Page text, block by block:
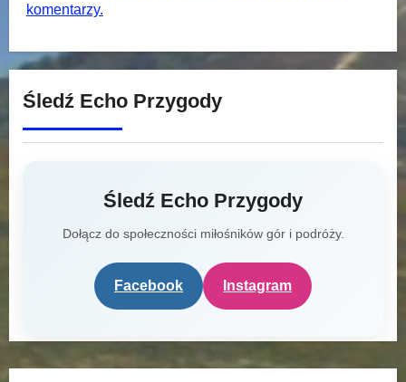
komentarzy.
Śledź Echo Przygody
Śledź Echo Przygody
Dołącz do społeczności miłośników gór i podróży.
Facebook Instagram